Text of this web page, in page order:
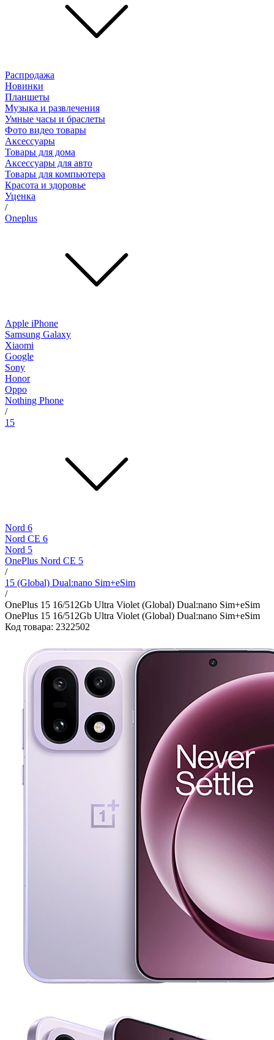
Распродажа
Новинки
Планшеты
Музыка и развлечения
Умные часы и браслеты
Фото видео товары
Аксессуары
Товары для дома
Аксессуары для авто
Товары для компьютера
Красота и здоровье
Уценка
/
Oneplus
Apple iPhone
Samsung Galaxy
Xiaomi
Google
Sony
Honor
Oppo
Nothing Phone
/
15
Nord 6
Nord CE 6
Nord 5
OnePlus Nord CE 5
/
15 (Global) Dual:nano Sim+eSim
/
OnePlus 15 16/512Gb Ultra Violet (Global) Dual:nano Sim+eSim
OnePlus 15 16/512Gb Ultra Violet (Global) Dual:nano Sim+eSim
Код товара: 2322502